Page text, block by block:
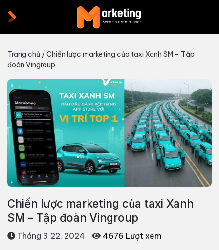
to
Trang chủ /Chiến lược marketing của taxi Xanh SM – Tập
đoàn Vingroup
Chiến lược marketing của taxi Xanh
SM – Tập đoàn Vingroup
Tháng 3 22, 2024 4676 Lượt xem